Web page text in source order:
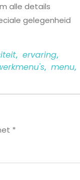
alle details
gelegenheid
, ervaring,
, menu,
*